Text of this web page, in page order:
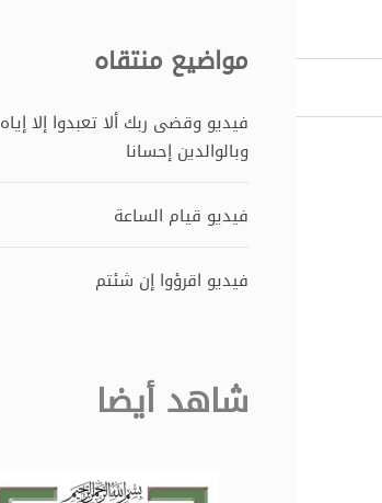
مواضيع منتقاه
فيديو وقضى ربك ألا تعبدوا إلا إياه
وبالوالدين إحسانا
فيديو قيام الساعة
فيديو اقرؤوا إن شئتم
شاهد أيضا